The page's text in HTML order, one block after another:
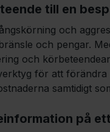
till en
och
och pengar.
och
för att förändra
samtidigt
på